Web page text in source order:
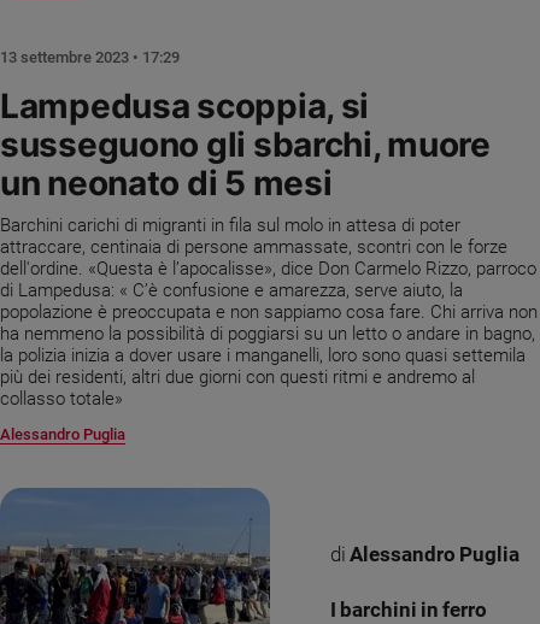
e
spiritualità
Santi
e
fede
Parola
del
giorno
Santo
del
e
Ambiente
e
Creato
Lampedusa scoppia, si
susseguono gli sbarchi, muore
un neonato di 5 mesi
Barchini carichi di migranti in fila sul molo in attesa di poter
attraccare, centinaia di persone ammassate, scontri con le forze
dell'ordine. «Questa è l’apocalisse», dice Don Carmelo Rizzo, parroco
di Lampedusa: « C’è confusione e amarezza, serve aiuto, la
popolazione è preoccupata e non sappiamo cosa fare. Chi arriva non
ha nemmeno la possibilità di poggiarsi su un letto o andare in bagno,
la polizia inizia a dover usare i manganelli, loro sono quasi settemila
più dei residenti, altri due giorni con questi ritmi e andremo al
collasso totale»
Alessandro Puglia
13 settembre 2023 • 17:29
di Alessandro Puglia
I barchini in ferro